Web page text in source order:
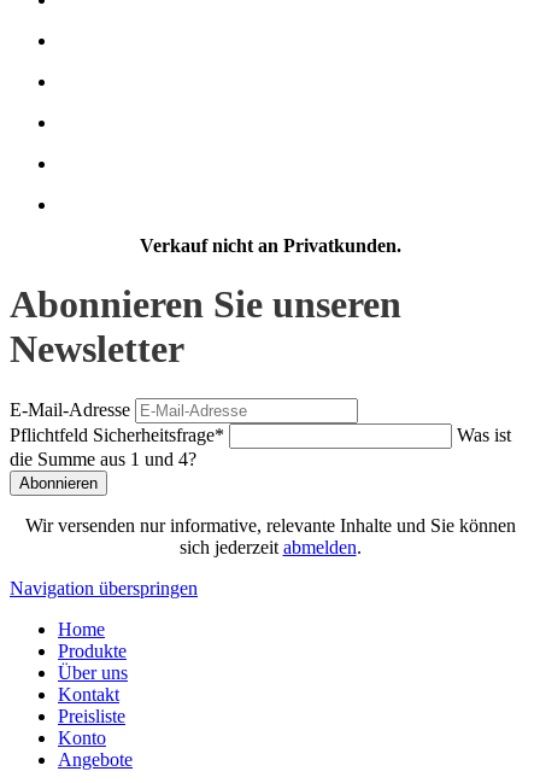
Verkauf nicht an Privatkunden.
Abonnieren Sie unseren
Newsletter
E-Mail-Adresse
Pflichtfeld Sicherheitsfrage*
Was ist
die Summe aus 1 und 4?
Abonnieren
Wir versenden nur informative, relevante Inhalte und Sie können
sich jederzeit abmelden.
Navigation überspringen
Home
Produkte
Über uns
Kontakt
Preisliste
Konto
Angebote